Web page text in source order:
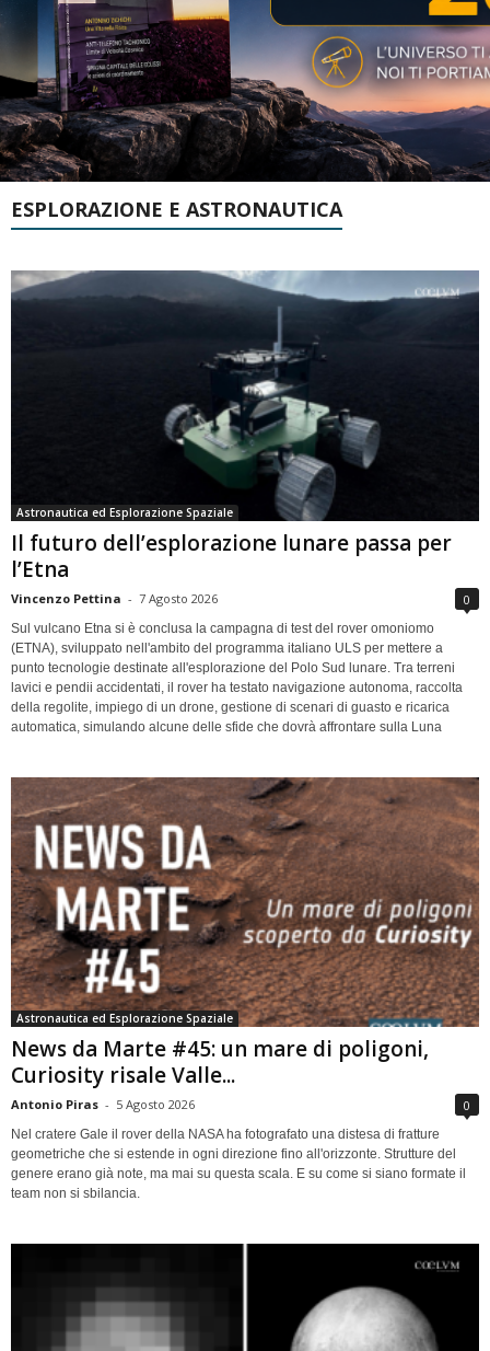
ESPLORAZIONE E ASTRONAUTICA
Astronautica ed Esplorazione Spaziale
Il futuro dell’esplorazione lunare passa per
l’Etna
Vincenzo Pettina - 7 Agosto 2026 0
Sul vulcano Etna si è conclusa la campagna di test del rover omoniomo
(ETNA), sviluppato nell'ambito del programma italiano ULS per mettere a
punto tecnologie destinate all'esplorazione del Polo Sud lunare. Tra terreni
lavici e pendii accidentati, il rover ha testato navigazione autonoma, raccolta
della regolite, impiego di un drone, gestione di scenari di guasto e ricarica
automatica, simulando alcune delle sfide che dovrà affrontare sulla Luna
Astronautica ed Esplorazione Spaziale
News da Marte #45: un mare di poligoni,
Curiosity risale Valle...
Antonio Piras - 5 Agosto 2026 0
Nel cratere Gale il rover della NASA ha fotografato una distesa di fratture
geometriche che si estende in ogni direzione fino all'orizzonte. Strutture del
genere erano già note, ma mai su questa scala. E su come si siano formate il
team non si sbilancia.